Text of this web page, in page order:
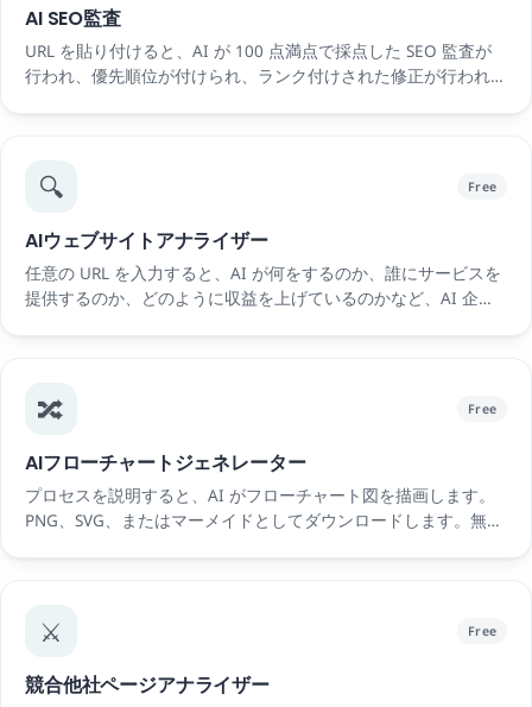
AI SEO監査
URL を貼り付けると、AI が 100 点満点で採点した SEO 監査が
行われ、優先順位が付けられ、ランク付けされた修正が行われま
🔍 Free
AIウェブサイトアナライザー
任意の URL を入力すると、AI が何をするのか、誰にサービスを
提供するのか、どのように収益を上げているのかなど、AI 企業
🔀 Free
AIフローチャートジェネレーター
プロセスを説明すると、AI がフローチャート図を描画します。
PNG、SVG、またはマーメイドとしてダウンロードします。無
⚔️ Free
競合他社ページアナライザー